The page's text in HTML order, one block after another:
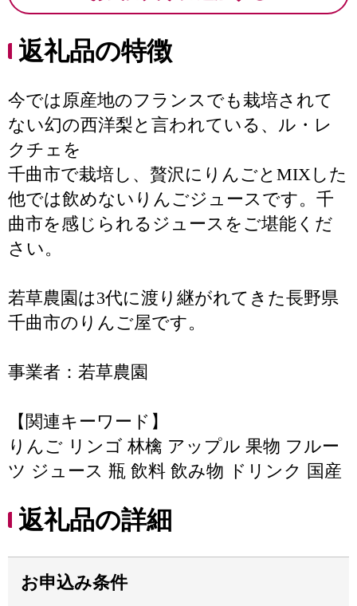
返礼品の特徴
今では原産地のフランスでも栽培されて
ない幻の西洋梨と言われている、ル・レ
クチェを
千曲市で栽培し、贅沢にりんごとMIXした
他では飲めないりんごジュースです。千
曲市を感じられるジュースをご堪能くだ
さい。
若草農園は3代に渡り継がれてきた長野県
千曲市のりんご屋です。
事業者：若草農園
【関連キーワード】
りんご リンゴ 林檎 アップル 果物 フルー
ツ ジュース 瓶 飲料 飲み物 ドリンク 国産
返礼品の詳細
お申込み条件